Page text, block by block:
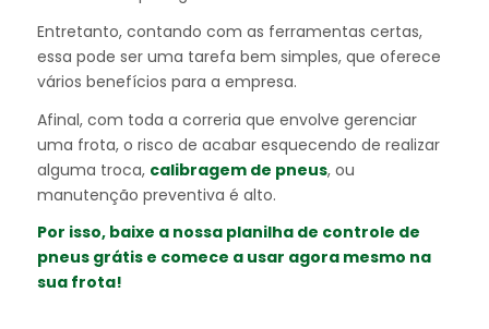
Entretanto, contando com as ferramentas certas,
essa pode ser uma tarefa bem simples, que oferece
vários benefícios para a empresa.
Afinal, com toda a correria que envolve gerenciar
uma frota, o risco de acabar esquecendo de realizar
alguma troca, calibragem de pneus, ou
manutenção preventiva é alto.
Por isso, baixe a nossa planilha de controle de
pneus grátise comece a usar agora mesmo na
sua frota!